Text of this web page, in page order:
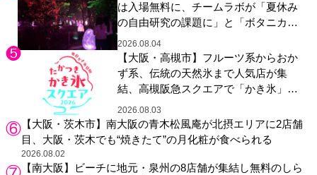
は入場無料に、チームラボが「夏休み
の自由研究の課題に」と「ボタニカル
ガーデン 大阪」へ招待
2026.08.04
【大阪・高槻市】フルーツ系からおか
ず系、伝統の天然氷まで人気店が集
結、高槻阪急スクエアで「かき氷」祭
り
2026.08.03
【大阪・茨木市】南大阪の青木松風庵が北摂エリアに2店舗
目、大阪・茨木でも“焼きたて”の月化粧が食べられる
2026.08.02
【南大阪】ビーチに地元・泉州の8店舗が集結し無料のしら